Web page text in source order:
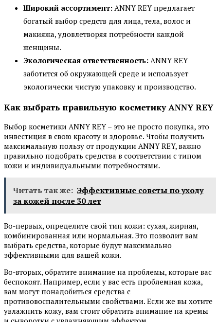
Широкий ассортимент: ANNY REY предлагает
богатый выбор средств для лица, тела, волос и
макияжа, удовлетворяя потребности каждой
женщины.
Экологическая ответственность: ANNY REY
заботится об окружающей среде и использует
экологически чистую упаковку и производство.
Как выбрать правильную косметику ANNY REY
Выбор косметики ANNY REY – это не просто покупка, это
инвестиция в свою красоту и здоровье. Чтобы получить
максимальную пользу от продукции ANNY REY, важно
правильно подобрать средства в соответствии с типом
кожи и индивидуальными потребностями.
Читать так же: Эффективные советы по уходу
за кожей после 30 лет
Во-первых, определите свой тип кожи: сухая, жирная,
комбинированная или нормальная. Это позволит вам
выбрать средства, которые будут максимально
эффективными для вашей кожи.
Во-вторых, обратите внимание на проблемы, которые вас
беспокоят. Например, если у вас есть проблемная кожа,
вам могут понадобиться средства с
противовоспалительными свойствами. Если же вы хотите
увлажнить кожу, вам стоит обратить внимание на кремы